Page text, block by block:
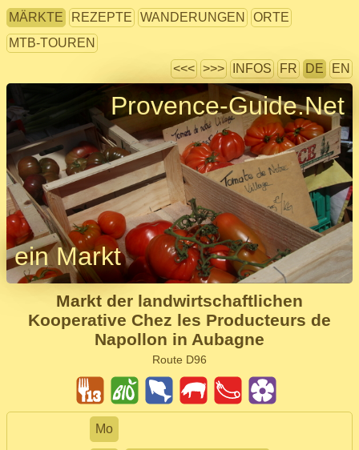
MÄRKTE REZEPTE WANDERUNGEN
ORTE
MTB-TOUREN
<<< >>> INFOS FR DE EN
Provence-Guide.Net
ein Markt
Markt der landwirtschaftlichen
Kooperative Chez les Producteurs de
Napollon in Aubagne
Route D96
Mo